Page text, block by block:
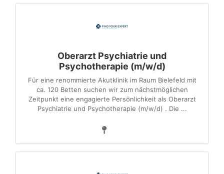
Oberarzt Psychiatrie und
Psychotherapie (m/w/d)
Für eine renommierte Akutklinik im Raum Bielefeld mit
ca. 120 Betten suchen wir zum nächstmöglichen
Zeitpunkt eine engagierte Persönlichkeit als Oberarzt
Psychiatrie und Psychotherapie (m/w/d) . Die ...